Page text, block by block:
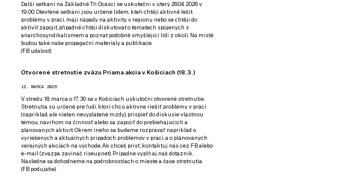
Další setkání na Základně Tři Ocásci se uskuteční v úterý 28.04. 2026 v
19:00. Otevřené setkání jsou určené lidem, kteří chtějí aktivně řešit
problémy v práci, mají nápady na aktivity v regionu nebo se chtějí do
aktivit zapojit, případně chtějí diskutovat o tématech spojených s
anarchosyndikalismem a poznat podobně smýšlející lidi z okolí. Na místě
budou také naše propagační materiály a publikace.
(FB událost)
Otvorené stretnutie zväzu Priama akcia v Košiciach (18.3.)
12. MARCA 2026
V stredu 18. marca o 17:30 sa v Košiciach uskutoční otvorené stretnutie.
Stretnutia sú určené pre ľudí, ktorí chcú aktívne riešiť problémy v práci
(napríklad, ale nielen nevyplatené mzdy), prispieť do diskusie vlastnou
témou, návrhom na činnosť alebo sa zapojiť do prebiehajúcich a
plánovaných aktivít. Okrem iného sa budeme rozprávať napríklad o
vyriešených a aktuálnych prípadoch problémov v práci, a o plánovaných
verejných akciach na východe. Ak chceš prísť, kontaktuj nás cez FBalebo
e-mail (zvazpa zavináč riseup.net). Prípadnevyplň aj náš dotazník.
Následne sa dohodneme na podrobnostiach o mieste a čase stretnutia.
(FB podujatie)